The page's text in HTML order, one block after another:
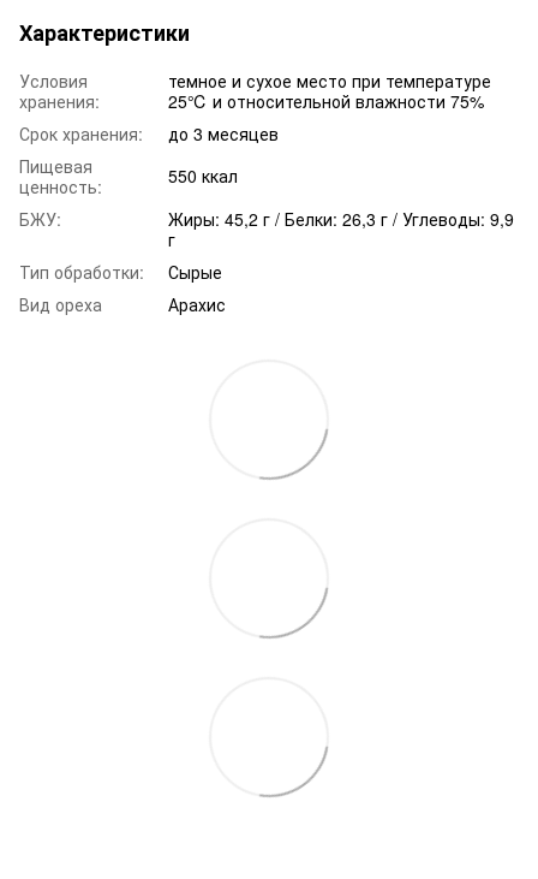
Характеристики
Условия
хранения:
темное и сухое место при температуре
25℃ и относительной влажности 75%
Срок хранения:
до 3 месяцев
Пищевая
ценность:
550 ккал
БЖУ:
Жиры: 45,2 г / Белки: 26,3 г / Углеводы: 9,9
г
Тип обработки:
Сырые
Вид ореха
Арахис